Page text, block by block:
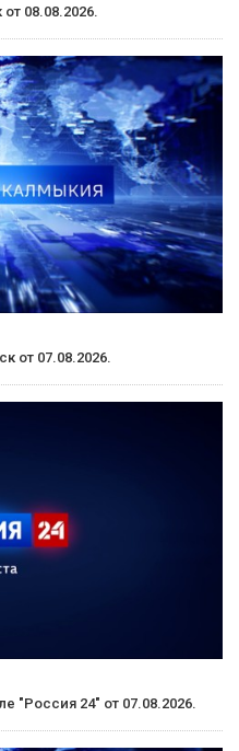
08.08.2026.
от 07.08.2026.
"Россия 24" от 07.08.2026.